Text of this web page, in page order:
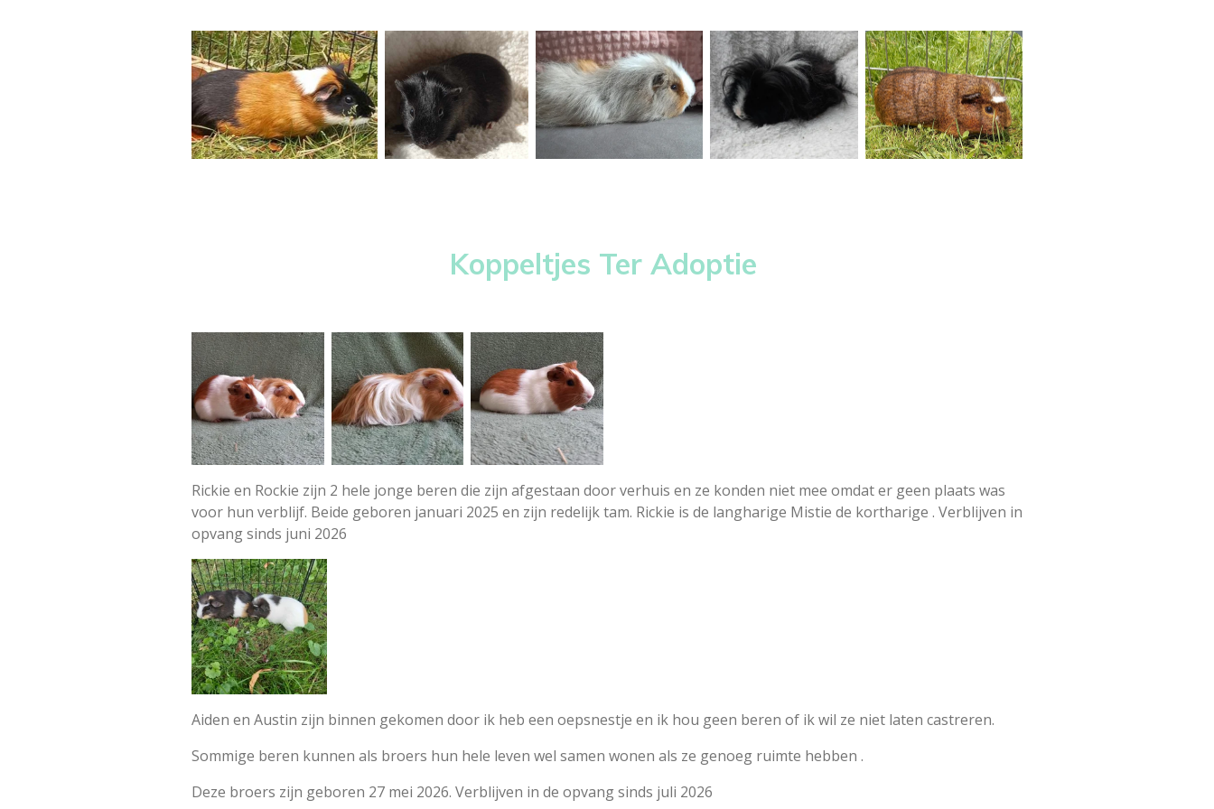
Koppeltjes Ter Adoptie
Rickie en Rockie zijn 2 hele jonge beren die zijn afgestaan door verhuis en ze konden niet mee omdat er geen plaats was
voor hun verblijf. Beide geboren januari 2025 en zijn redelijk tam. Rickie is de langharige Mistie de kortharige . Verblijven in
opvang sinds juni 2026
Aiden en Austin zijn binnen gekomen door ik heb een oepsnestje en ik hou geen beren of ik wil ze niet laten castreren.
Sommige beren kunnen als broers hun hele leven wel samen wonen als ze genoeg ruimte hebben .
Deze broers zijn geboren 27 mei 2026. Verblijven in de opvang sinds juli 2026